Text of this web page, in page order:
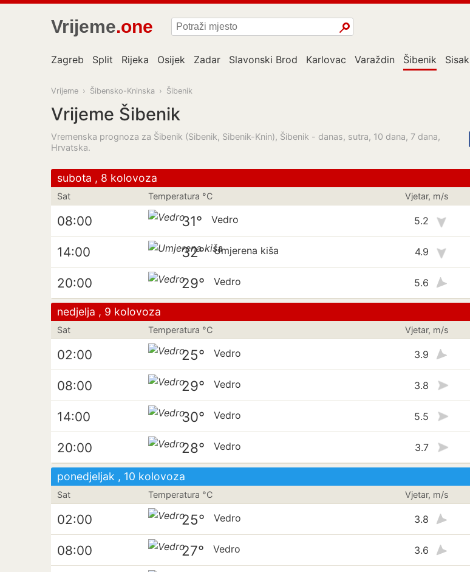
Vrijeme.one
Zagreb Split Rijeka Osijek Zadar Slavonski Brod Karlovac Varaždin Šibenik Sisak
Vrijeme › Šibensko-Kninska › Šibenik
Vrijeme Šibenik
Vremenska prognoza za Šibenik (Sibenik, Sibenik-Knin), Šibenik - danas, sutra, 10 dana, 7 dana,
Hrvatska.
subota , 8 kolovoza
Sat Temperatura °C Vjetar, m/s
08:00 31° Vedro 5.2
14:00 32° Umjerena kiša 4.9
20:00 29° Vedro 5.6
nedjelja , 9 kolovoza
Sat Temperatura °C Vjetar, m/s
02:00 25° Vedro 3.9
08:00 29° Vedro 3.8
14:00 30° Vedro 5.5
20:00 28° Vedro 3.7
ponedjeljak , 10 kolovoza
Sat Temperatura °C Vjetar, m/s
02:00 25° Vedro 3.8
08:00 27° Vedro 3.6